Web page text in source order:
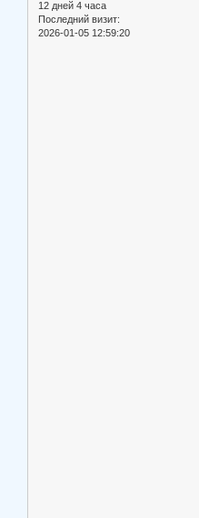
12 дней 4 часа
Последний визит:
2026-01-05 12:59:20